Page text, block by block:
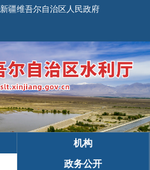
新疆维吾尔自治区人民政府
机构
政务公开